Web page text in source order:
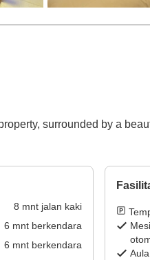
surrounded by a
8 mnt jalan kaki
6 mnt berkendara
6 mnt berkendara